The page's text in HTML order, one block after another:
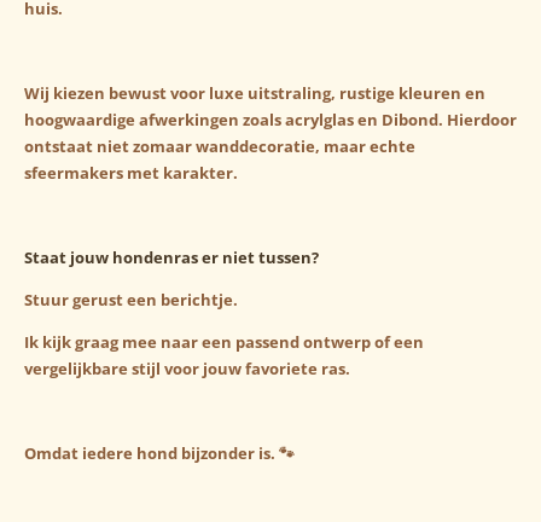
huis.
Wij kiezen bewust voor luxe uitstraling, rustige kleuren en
hoogwaardige afwerkingen zoals acrylglas en Dibond. Hierdoor
ontstaat niet zomaar wanddecoratie, maar echte
sfeermakers met karakter.
Staat jouw hondenras er niet tussen?
Stuur gerust een berichtje.
Ik kijk graag mee naar een passend ontwerp of een
vergelijkbare stijl voor jouw favoriete ras.
Omdat iedere hond bijzonder is. 🐾